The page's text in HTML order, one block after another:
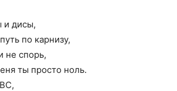
и дисы,
по карнизу,
не спорь,
ты просто ноль.